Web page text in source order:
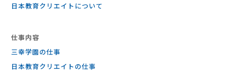
日本教育クリエイトについて
仕事内容
三幸学園の仕事
⽇本教育クリエイトの仕事